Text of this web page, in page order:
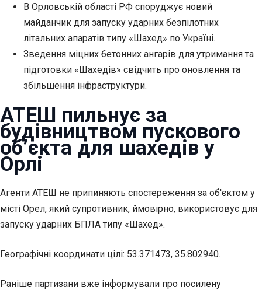
В Орловській області РФ споруджує новий
майданчик для запуску ударних безпілотних
літальних апаратів типу «Шахед» по Україні.
Зведення міцних бетонних ангарів для утримання та
підготовки «Шахедів» свідчить про оновлення та
збільшення інфраструктури.
АТЕШ пильнує за
будівництвом пускового
об’єкта для шахедів у
Орлі
Агенти АТЕШ не припиняють спостереження за об'єктом у
місті Орел, який супротивник, ймовірно, використовує для
запуску ударних БПЛА типу «Шахед».
Географічні координати цілі: 53.371473, 35.802940.
Раніше партизани вже інформували про посилену